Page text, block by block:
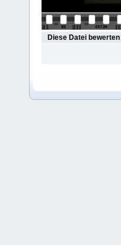
Diese Datei bewerten